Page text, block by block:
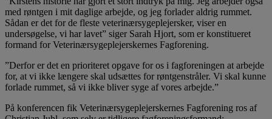
med røntgen i mit daglige arbejde, og jeg forlader aldrig rummet.
Sådan er det for de fleste veterinærsygeplejersker, viser en
undersøgelse, vi har lavet” siger Sarah Hjort, som er konstitueret
formand for Veterinærsygeplejerskernes Fagforening.
”Derfor er det en prioriteret opgave for os i fagforeningen at arbejde
for, at vi ikke længere skal udsættes for røntgenstråler. Vi skal kunne
forlade rummet, så vi ikke bliver syge af vores arbejde.”
På konferencen fik Veterinærsygeplejerskernes Fagforening ros af